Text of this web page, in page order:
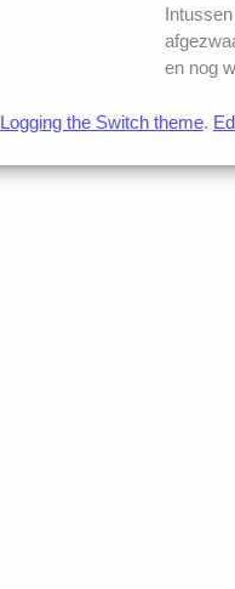
en nog
Logging the Switch theme.